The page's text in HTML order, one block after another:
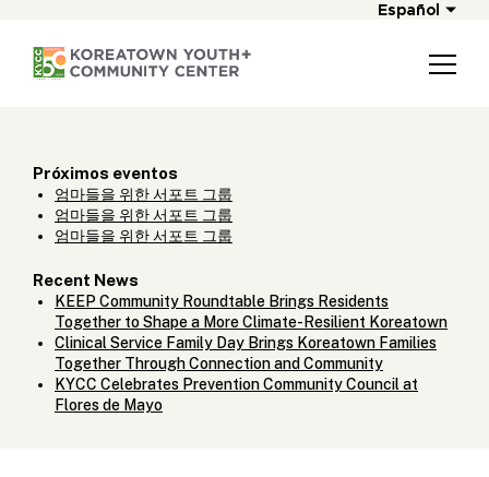
Español
Próximos eventos
엄마들을 위한 서포트 그룹
엄마들을 위한 서포트 그룹
엄마들을 위한 서포트 그룹
Recent News
KEEP Community Roundtable Brings Residents
Together to Shape a More Climate-Resilient Koreatown
Clinical Service Family Day Brings Koreatown Families
Together Through Connection and Community
KYCC Celebrates Prevention Community Council at
Flores de Mayo